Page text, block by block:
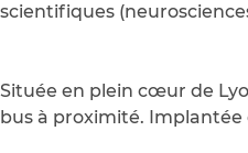
scientifiques
Située en plein cœur de
bus à proximité.